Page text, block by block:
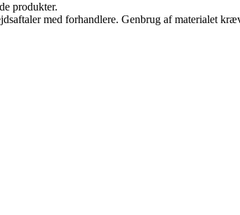
produkter.
med forhandlere. Genbrug af materialet